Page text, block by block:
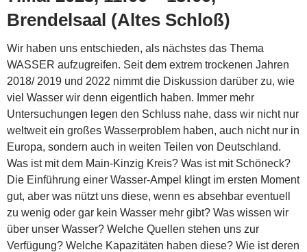
Brendelsaal (Altes Schloß)
Wir haben uns entschieden, als nächstes das Thema
WASSER aufzugreifen. Seit dem extrem trockenen Jahren
2018/ 2019 und 2022 nimmt die Diskussion darüber zu, wie
viel Wasser wir denn eigentlich haben. Immer mehr
Untersuchungen legen den Schluss nahe, dass wir nicht nur
weltweit ein großes Wasserproblem haben, auch nicht nur in
Europa, sondern auch in weiten Teilen von Deutschland.
Was ist mit dem Main-Kinzig Kreis? Was ist mit Schöneck?
Die Einführung einer Wasser-Ampel klingt im ersten Moment
gut, aber was nützt uns diese, wenn es absehbar eventuell
zu wenig oder gar kein Wasser mehr gibt? Was wissen wir
über unser Wasser? Welche Quellen stehen uns zur
Verfügung? Welche Kapazitäten haben diese? Wie ist deren